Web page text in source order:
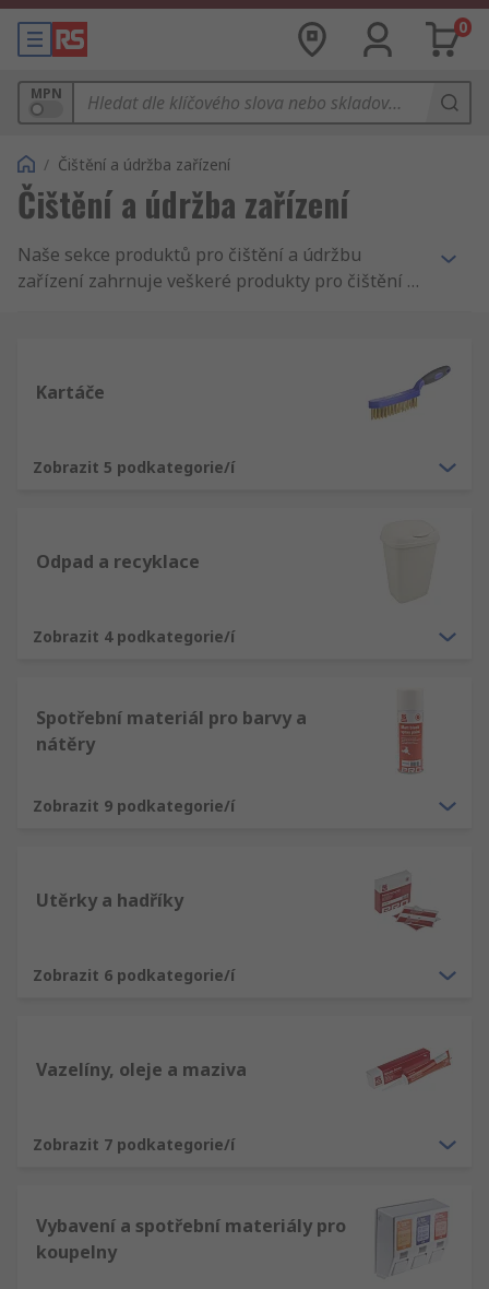
0
MPN
/ Čištění a údržba zařízení
Čištění a údržba zařízení
Naše sekce produktů pro čištění a údržbu
zařízení zahrnuje veškeré produkty pro čištění a
automobilů, nátěry, odpadkové koše, prostředky
proti škůdcům a systémy pro řízení dopravy.
Kartáče
Zobrazit 5 podkategorie/í
Odpad a recyklace
Zobrazit 4 podkategorie/í
Spotřební materiál pro barvy a
nátěry
Zobrazit 9 podkategorie/í
Utěrky a hadříky
Zobrazit 6 podkategorie/í
Vazelíny, oleje a maziva
Zobrazit 7 podkategorie/í
Vybavení a spotřební materiály pro
koupelny